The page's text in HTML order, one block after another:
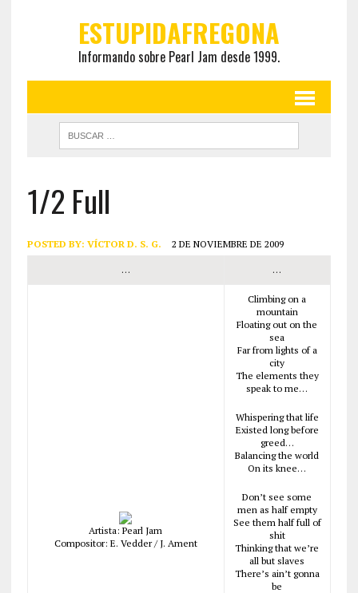
ESTUPIDAFREGONA
Informando sobre Pearl Jam desde 1999.
1/2 Full
POSTED BY: VÍCTOR D. S. G. 2 DE NOVIEMBRE DE 2009
… …
Artista: Pearl Jam
Compositor: E. Vedder / J. Ament
Climbing on a
mountain
Floating out on the
sea
Far from lights of a
city
The elements they
speak to me…
Whispering that life
Existed long before
greed…
Balancing the world
On its knee…
Don’t see some
men as half empty
See them half full of
shit
Thinking that we’re
all but slaves
There’s ain’t gonna
be